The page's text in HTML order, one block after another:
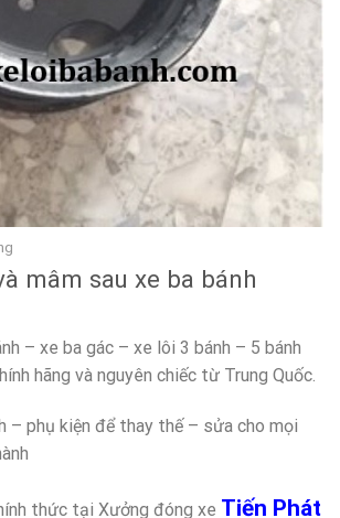
mâm sau xe ba bánh
– xe ba gác – xe lôi 3 bánh – 5 bánh
hãng và nguyên chiếc từ Trung Quốc.
– phụ kiện để thay thế – sửa cho mọi
thức tại Xưởng đóng xe Tiến Phát